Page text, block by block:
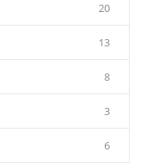
20
13
8
3
6